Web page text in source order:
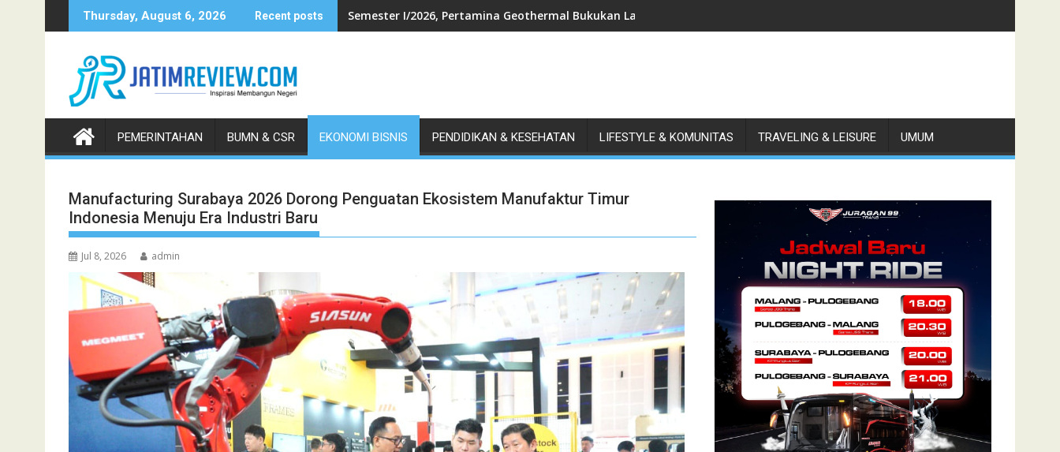
to
Thursday, August 6, 2026 Recent posts Semester I/2026, Pertamina Geothermal Bukukan Laba Bersih US$79,6, Naik 15,5 Persen
PEMERINTAHAN BUMN & CSR EKONOMI BISNIS PENDIDIKAN & KESEHATAN LIFESTYLE & KOMUNITAS TRAVELING & LEISURE UMUM
Manufacturing Surabaya 2026 Dorong Penguatan Ekosistem Manufaktur Timur
Indonesia Menuju Era Industri Baru
Jul 8, 2026 admin